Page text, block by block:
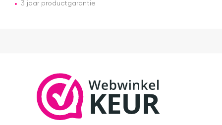
eenvoudig
te
monteren.
3 jaar productgarantie